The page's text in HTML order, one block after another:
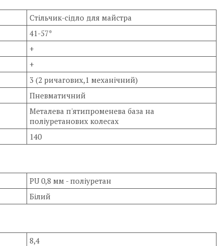
Стільчик-сідло для майстра
41-57*
+
+
3 (2 ричагових,1 механічний)
Пневматичний
Металева п'ятипроменева база на
поліуретанових колесах
140
PU 0,8 мм - поліуретан
Білий
8,4